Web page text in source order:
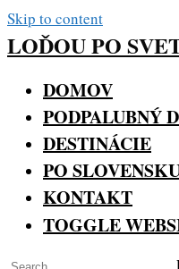
Skip to content
LOĎOU PO
DOMOV
PODPALUBNÝ
DESTINÁCIE
PO
KONTAKT
TOGGLE